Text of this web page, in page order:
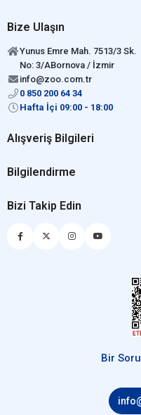
Bize Ulaşın
Yunus Emre Mah. 7513/3 Sk.
No: 3/ABornova / İzmir
info@zoo.com.tr
0 850 200 64 34
Hafta İçi 09:00 - 18:00
Alışveriş Bilgileri
Bilgilendirme
Bizi Takip Edin
Bir